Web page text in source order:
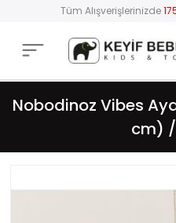
Tüm Alışverişlerinizde
Nobodinoz Vibes
cm)